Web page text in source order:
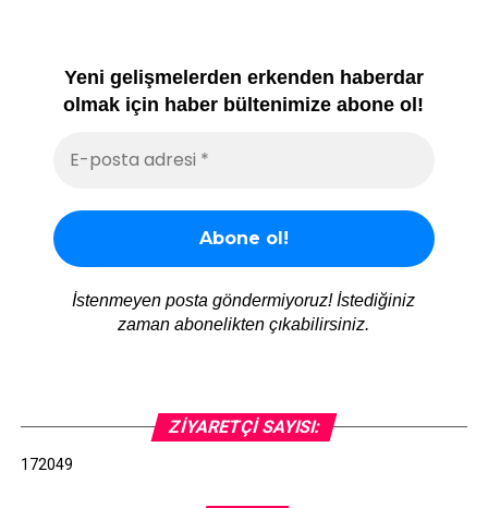
Yeni gelişmelerden erkenden haberdar
olmak için haber bültenimize abone ol!
İstenmeyen posta göndermiyoruz! İstediğiniz
zaman abonelikten çıkabilirsiniz.
ZIYARETÇI SAYISI:
172049